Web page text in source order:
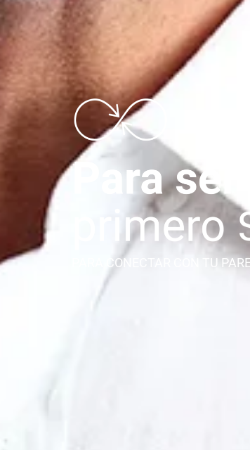
PARA CONECTAR CON TU